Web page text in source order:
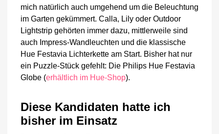
Globe
Test
mich natürlich auch umgehend um die Beleuchtung
im Garten gekümmert. Calla, Lily oder Outdoor
Lightstrip gehörten immer dazu, mittlerweile sind
auch Impress-Wandleuchten und die klassische
Hue Festavia Lichterkette am Start. Bisher hat nur
ein Puzzle-Stück gefehlt: Die Philips Hue Festavia
Globe (erhältlich im Hue-Shop).
Diese Kandidaten hatte ich
bisher im Einsatz